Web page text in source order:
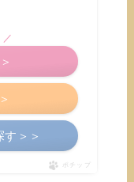
＞＞
ポチップ